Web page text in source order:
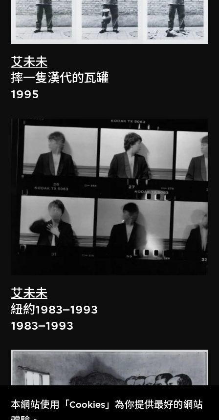
艾未未
摔一隻漢代的瓦罐
1995
艾未未
紐約1983–1993
1983–1993
本網站使用「Cookies」為你提供最好的網站